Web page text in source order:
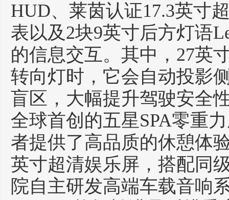
HUD、莱茵认证17.3英寸
表以及2块9英寸后方灯语
的信息交互。其中，27英
转向灯时，它会自动投影
盲区，大幅提升驾驶安全
全球首创的五星SPA零重
者提供了高品质的休憩体
英寸超清娱乐屏，搭配同
院自主研发高端车载音响